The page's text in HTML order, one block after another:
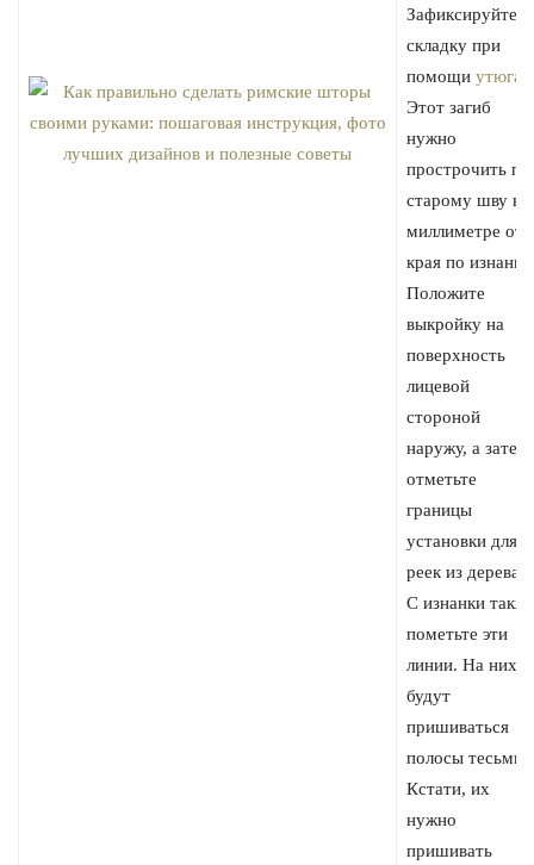
Зафиксируйте
складку при
помощи утюга
Этот загиб
нужно
прострочить по
старому шву в
миллиметре от
края по изнанке.
Положите
выкройку на
поверхность
лицевой
стороной
наружу, а затем
отметьте
границы
установки для
реек из дерева.
С изнанки также
пометьте эти
линии. На них
будут
пришиваться
полосы тесьмы.
Кстати, их
нужно
пришивать